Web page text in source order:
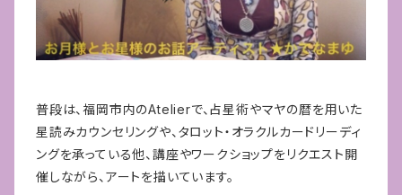
普段は、福岡市内のAtelierで、占星術やマヤの暦を用いた
星読みカウンセリングや、タロット・オラクルカードリーディ
ングを承っている他、講座やワークショップをリクエスト開
催しながら、アートを描いています。